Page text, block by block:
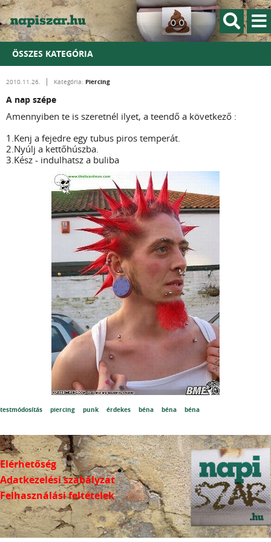
ÖSSZES KATEGÓRIA
2010.11.26. Kategória: Piercing
A nap szépe
Amennyiben te is szeretnél ilyet, a teendő a következő :
1.Kenj a fejedre egy tubus piros temperát.
2.Nyúlj a kettőhúszba.
3.Kész - indulhatsz a buliba
testmódosítás piercing punk érdekes béna béna béna
Elérhetőség
Adatkezelési szabályzat
Felhasználási feltételek